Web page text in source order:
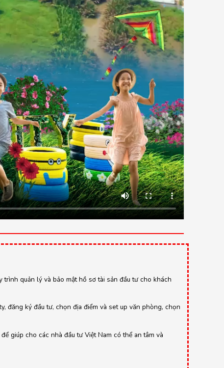
quản lý và bảo mật hồ sơ tài sản đầu tư cho khách
đăng ký đầu tư, chọn địa điểm và set up văn phòng, chọn
giúp cho các nhà đầu tư Việt Nam có thể an tâm và